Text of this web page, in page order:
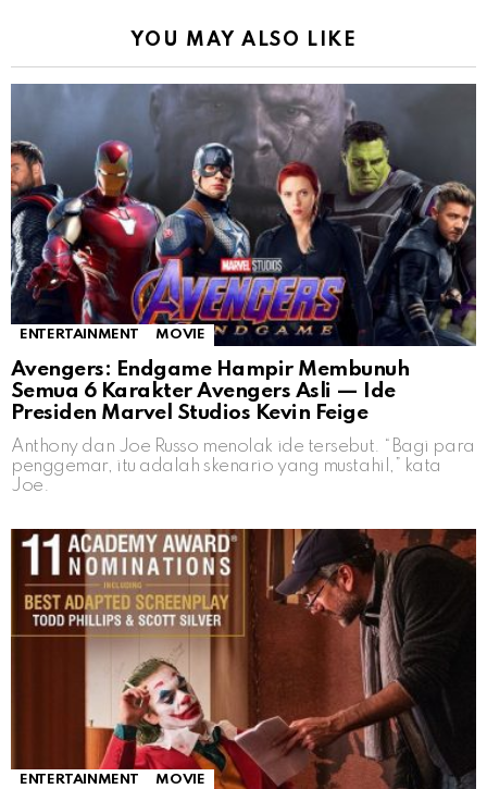
YOU MAY ALSO LIKE
ENTERTAINMENT MOVIE
Avengers: Endgame Hampir Membunuh
Semua 6 Karakter Avengers Asli — Ide
Presiden Marvel Studios Kevin Feige
Anthony dan Joe Russo menolak ide tersebut. “Bagi para
penggemar, itu adalah skenario yang mustahil,” kata
Joe.
ENTERTAINMENT MOVIE